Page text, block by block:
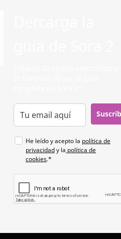
He leído y acepto la política de
privacidady la política de
cookies.*